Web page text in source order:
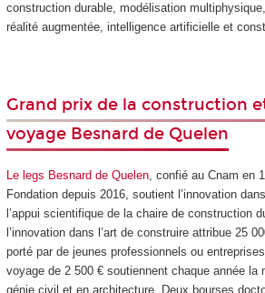
construction durable, modélisation
réalité augmentée, intelligence artificielle et
Grand prix de la construction
voyage Besnard de Quelen
Le legs Besnard de Quelen, confié au Cnam en
Fondation depuis 2016, soutient l’innovation
l’appui scientifique de la chaire de construction
l’innovation dans l’art de construire attribue 25
porté par de jeunes professionnels ou
voyage de 2 500 € soutiennent chaque année la
génie civil et en architecture. Deux bourses